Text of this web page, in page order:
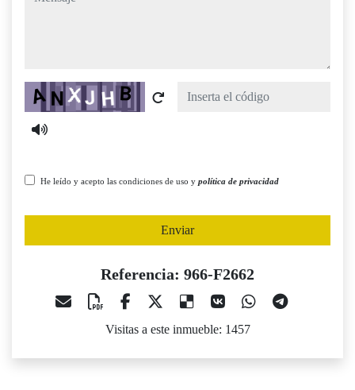
Captcha
He leído y acepto las condiciones de uso y política de privacidad
Enviar
Referencia: 966-F2662
Visitas a este inmueble: 1457